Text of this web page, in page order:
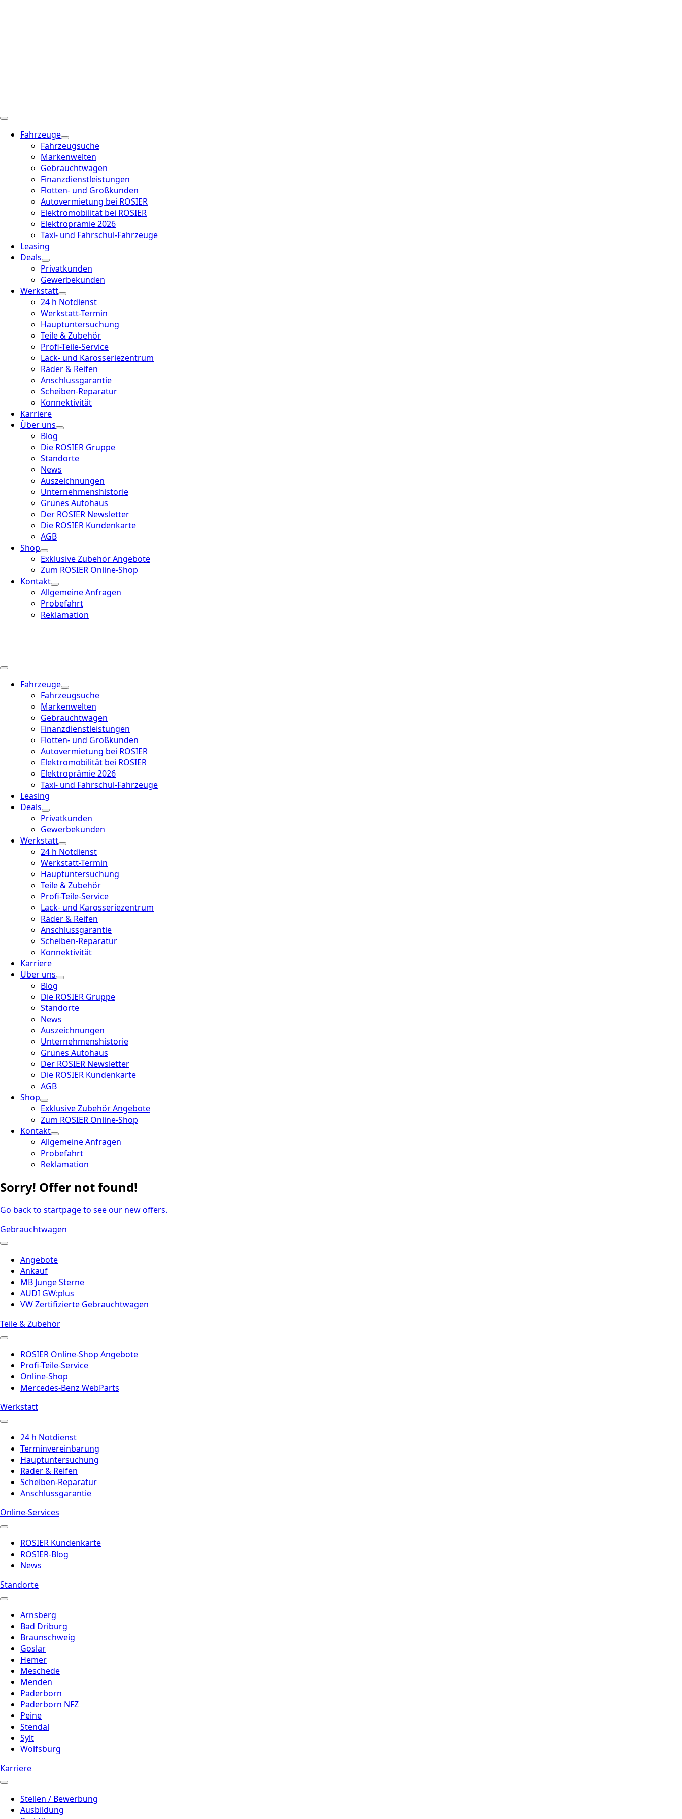
Fahrzeuge
Fahrzeugsuche
Markenwelten
Gebrauchtwagen
Finanzdienstleistungen
Flotten- und Großkunden
Autovermietung bei ROSIER
Elektromobilität bei ROSIER
Elektroprämie 2026
Taxi- und Fahrschul-Fahrzeuge
Leasing
Deals
Privatkunden
Gewerbekunden
Werkstatt
24 h Notdienst
Werkstatt-Termin
Hauptuntersuchung
Teile & Zubehör
Profi-Teile-Service
Lack- und Karosseriezentrum
Räder & Reifen
Anschlussgarantie
Scheiben-Reparatur
Konnektivität
Karriere
Über uns
Blog
Die ROSIER Gruppe
Standorte
News
Auszeichnungen
Unternehmenshistorie
Grünes Autohaus
Der ROSIER Newsletter
Die ROSIER Kundenkarte
AGB
Shop
Exklusive Zubehör Angebote
Zum ROSIER Online-Shop
Kontakt
Allgemeine Anfragen
Probefahrt
Reklamation
Fahrzeuge
Fahrzeugsuche
Markenwelten
Gebrauchtwagen
Finanzdienstleistungen
Flotten- und Großkunden
Autovermietung bei ROSIER
Elektromobilität bei ROSIER
Elektroprämie 2026
Taxi- und Fahrschul-Fahrzeuge
Leasing
Deals
Privatkunden
Gewerbekunden
Werkstatt
24 h Notdienst
Werkstatt-Termin
Hauptuntersuchung
Teile & Zubehör
Profi-Teile-Service
Lack- und Karosseriezentrum
Räder & Reifen
Anschlussgarantie
Scheiben-Reparatur
Konnektivität
Karriere
Über uns
Blog
Die ROSIER Gruppe
Standorte
News
Auszeichnungen
Unternehmenshistorie
Grünes Autohaus
Der ROSIER Newsletter
Die ROSIER Kundenkarte
AGB
Shop
Exklusive Zubehör Angebote
Zum ROSIER Online-Shop
Kontakt
Allgemeine Anfragen
Probefahrt
Reklamation
Sorry! Offer not found!
Go back to startpage to see our new offers.
Gebrauchtwagen
Angebote
Ankauf
MB Junge Sterne
AUDI GW:plus
VW Zertifizierte Gebrauchtwagen
Teile & Zubehör
ROSIER Online-Shop Angebote
Profi-Teile-Service
Online-Shop
Mercedes-Benz WebParts
Werkstatt
24 h Notdienst
Terminvereinbarung
Hauptuntersuchung
Räder & Reifen
Scheiben-Reparatur
Anschlussgarantie
Online-Services
ROSIER Kundenkarte
ROSIER-Blog
News
Standorte
Arnsberg
Bad Driburg
Braunschweig
Goslar
Hemer
Meschede
Menden
Paderborn
Paderborn NFZ
Peine
Stendal
Sylt
Wolfsburg
Karriere
Stellen / Bewerbung
Ausbildung